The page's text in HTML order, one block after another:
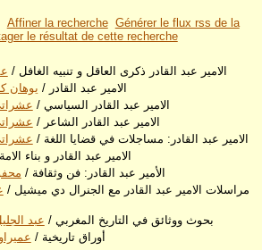
Affiner la recherche Générer le flux rss de la
le résultat de cette recherche
الامير عبد القادر ذكرى العاقل و تنبيه الغافل /
الامير عبد القادر / يوهان
الامير عبد القادر السياسي /
الامير عبد القادر الشاعر /
الامير عبد القادر: مساجلات في قضايا اللغة /
الامير عبد القادر و بناء
الأمير عبد القادر: فن وثقافة /
مراسلات الامير عبد القادر مع الجنرال دي ميشيل /
بحوث ووثائق في التاريخ المغربي / عبد
أوراق تاريخية /